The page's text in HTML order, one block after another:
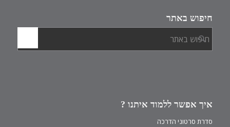
חיפוש באתר
איך אפשר ללמוד איתנו ?
סדרת סרטוני הדרכה